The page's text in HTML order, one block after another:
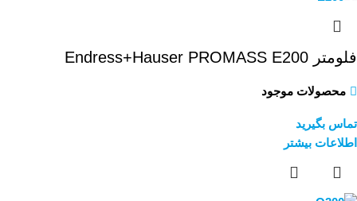
فلومتر Endress+Hauser PROMASS E200
محصولات موجود
تماس بگیرید
اطلاعات بیشتر